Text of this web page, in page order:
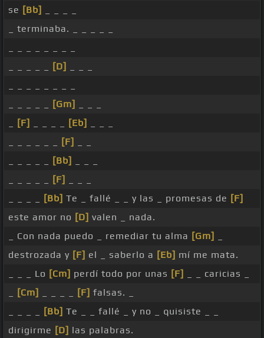
se [Bb]
_ terminaba. _ _ _ _ _
[D]
[Gm]
[F] [Eb]
[F]
[Bb]
[F]
[Bb] Te _ fallé _ _ y las _ promesas de [F]
este amor no [D] valen _ nada.
_ Con nada puedo _ remediar tu alma [Gm]
destrozada y [F] el _ saberlo a [Eb] mí me mata.
_ _ _ Lo [Cm] perdí todo por unas [F]
_ _ caricias _
[Cm] [F] falsas. _
[Bb] Te _ _ fallé _ y no _ quisiste _ _
dirigirme [D] las palabras.